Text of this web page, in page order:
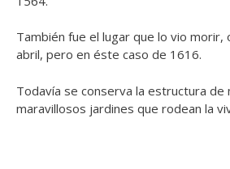
También fue el lugar que lo vio morir,
abril, pero en éste caso de 1616.
Todavía se conserva la estructura de
maravillosos jardines que rodean la